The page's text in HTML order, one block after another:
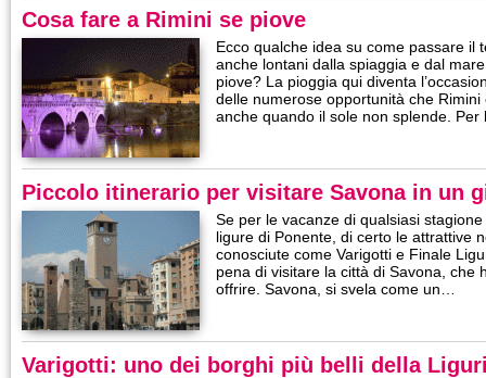
Cosa fare a Rimini se piove
Ecco qualche idea su come passare il
anche lontani dalla spiaggia e dal
piove? La pioggia qui diventa
delle numerose opportunità che
anche quando il sole non splende.
Piccolo itinerario per visitare Savona in un
Se per le vacanze di qualsiasi
ligure di Ponente, di certo le attrattive
conosciute come Varigotti e Finale
pena di visitare la città di Savona, che
offrire. Savona, si svela come un…
Varigotti: uno dei borghi più belli della